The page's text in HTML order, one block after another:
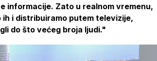
informacije. Zato u realnom vremenu,
ih i distribuiramo putem televizije,
do što većeg broja ljudi."